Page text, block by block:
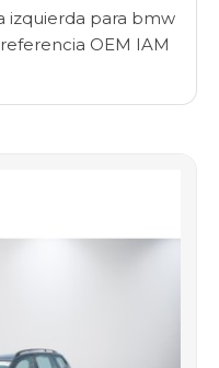
izquierda para bmw
OEM IAM